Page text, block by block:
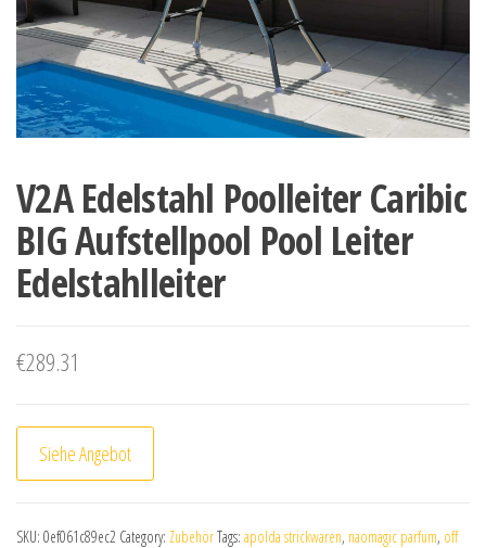
V2A Edelstahl Poolleiter Caribic
BIG Aufstellpool Pool Leiter
Edelstahlleiter
€289.31
Siehe Angebot
SKU: 0ef061c89ec2 Category: ZubehörTags: apolda strickwaren, naomagic parfum, off